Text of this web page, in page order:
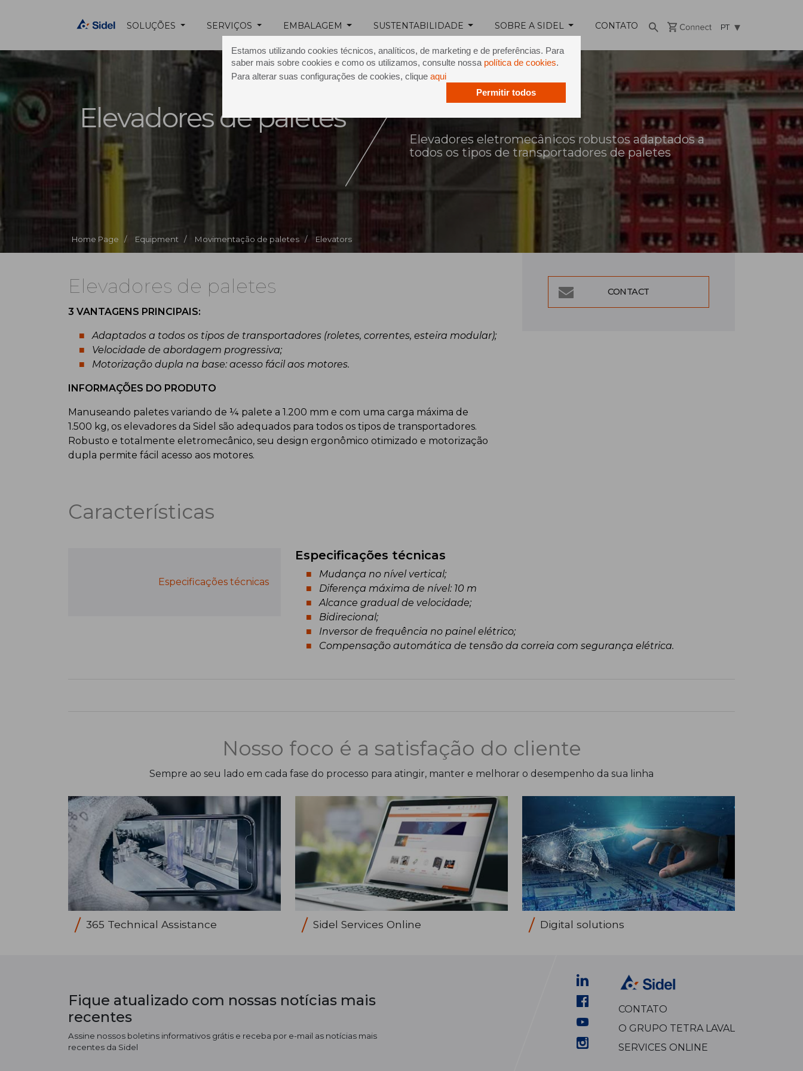
Estamos utilizando cookies técnicos, analíticos, de marketing e de preferências. Para
saber mais sobre cookies e como os utilizamos, consulte nossa política de cookies.
Para alterar suas configurações de cookies, clique aqui
Permitir todos
SOLUÇÕES SERVIÇOS EMBALAGEM SUSTENTABILIDADE SOBRE A SIDEL CONTATO PT
Home Page / Equipment / Movimentação de paletes / Elevators
Elevadores de paletes
Elevadores eletromecânicos robustos adaptados a
todos os tipos de transportadores de paletes
Elevadores de paletes
3 VANTAGENS PRINCIPAIS:
Adaptados a todos os tipos de transportadores (roletes, correntes, esteira modular);
Velocidade de abordagem progressiva;
Motorização dupla na base: acesso fácil aos motores.
INFORMAÇÕES DO PRODUTO
Manuseando paletes variando de ¼ palete a 1.200 mm e com uma carga máxima de
1.500 kg, os elevadores da Sidel são adequados para todos os tipos de transportadores.
Robusto e totalmente eletromecânico, seu design ergonômico otimizado e motorização
dupla permite fácil acesso aos motores.
CONTACT
Características
Especificações técnicas
Especificações técnicas
Mudança no nível vertical;
Diferença máxima de nível: 10 m
Alcance gradual de velocidade;
Bidirecional;
Inversor de frequência no painel elétrico;
Compensação automática de tensão da correia com segurança elétrica.
Nosso foco é a satisfação do cliente
Sempre ao seu lado em cada fase do processo para atingir, manter e melhorar o desempenho da sua linha
365 Technical Assistance Sidel Services Online Digital solutions
Fique atualizado com nossas notícias mais
recentes
Assine nossos boletins informativos grátis e receba por e-mail as notícias mais
recentes da Sidel
CONTATO
O GRUPO TETRA LAVAL
SERVICES ONLINE